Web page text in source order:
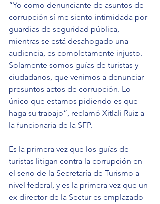
“Yo como denunciante de asuntos de
corrupción sí me siento intimidada por
guardias de seguridad pública,
mientras se está desahogado una
audiencia, es completamente injusto.
Solamente somos guías de turistas y
ciudadanos, que venimos a denunciar
presuntos actos de corrupción. Lo
único que estamos pidiendo es que
haga su trabajo”, reclamó Xitlali Ruiz a
la funcionaria de la SFP.
Es la primera vez que los guías de
turistas litigan contra la corrupción en
el seno de la Secretaría de Turismo a
nivel federal, y es la primera vez que un
ex director de la Sectur es emplazado